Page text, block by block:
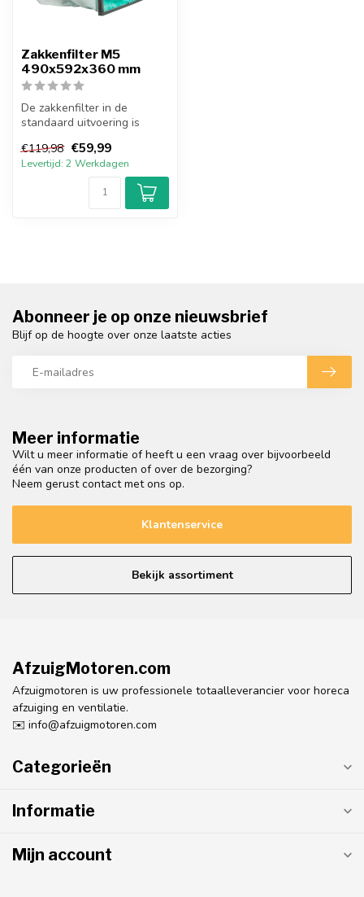
Zakkenfilter M5
490x592x360 mm
De zakkenfilter in de
standaard uitvoering is
behuizing...
€119,98 €59,99
Levertijd: 2 Werkdagen
Meer informatie
Wilt u meer informatie of heeft u een vraag over bijvoorbeeld
één van onze producten of over de bezorging?
Neem gerust contact met ons op.
Klantenservice
Bekijk assortiment
Abonneer je op onze nieuwsbrief
Blijf op de hoogte over onze laatste acties
AfzuigMotoren.com
Afzuigmotoren is uw professionele totaalleverancier voor horeca
afzuiging en ventilatie.
✉️ info@afzuigmotoren.com
Categorieën
Informatie
Mijn account